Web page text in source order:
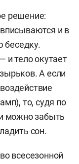
решение:
и в
беседку.
и тело окутает
А если
то, судя по
можно забыть
сон.
всесезонной